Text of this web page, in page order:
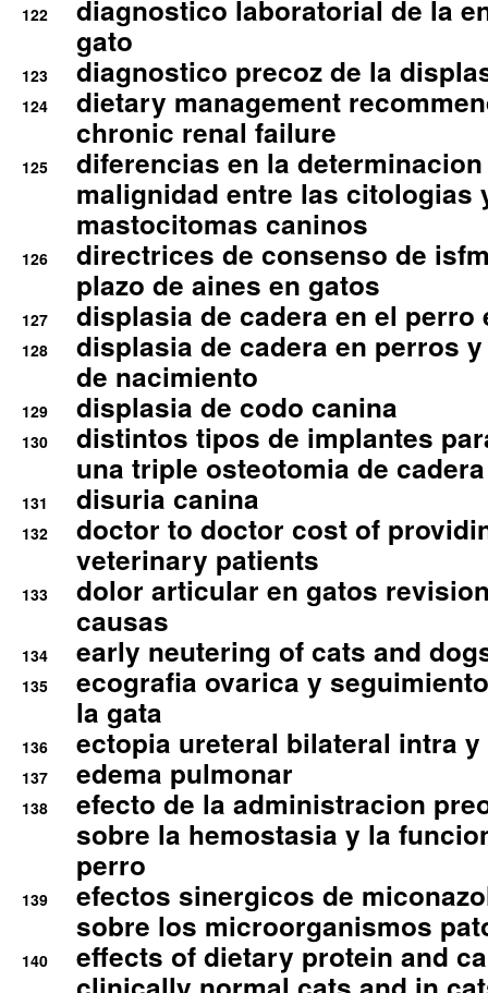
122
diagnostico laboratorial de la
gato
123 diagnostico precoz de la
124
dietary management
chronic renal failure
125
diferencias en la
malignidad entre las citologias
mastocitomas caninos
126
directrices de consenso de
plazo de aines en gatos
127 displasia de cadera en el perro
128
displasia de cadera en perros
de nacimiento
129 displasia de codo canina
130
distintos tipos de implantes
una triple osteotomia de cadera
131 disuria canina
132
doctor to doctor cost of
veterinary patients
133
dolor articular en gatos
causas
134 early neutering of cats and
135
ecografia ovarica y
la gata
136 ectopia ureteral bilateral intra
137 edema pulmonar
138
efecto de la administracion
sobre la hemostasia y la
perro
139
efectos sinergicos de
sobre los microorganismos
140
effects of dietary protein and